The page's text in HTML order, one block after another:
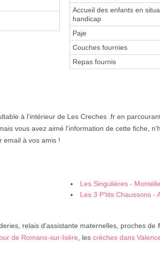
Accueil des enfants en
handicap
Paje
Couches fournies
Repas fournis
à l'intérieur de Les Creches .fr en
vous avez aimé l'information de cette fiche,
email à vos amis !
Les Singulières -
Les 3 P'tits Chaussons -
relais d'assistante maternelles, proches de
de Romans-sur-Isère , les crèches dans